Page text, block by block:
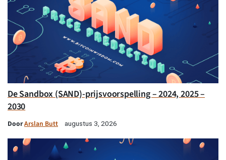
De Sandbox (SAND)-prijsvoorspelling – 2024, 2025 –
2030
DoorArslan Butt augustus 3, 2026